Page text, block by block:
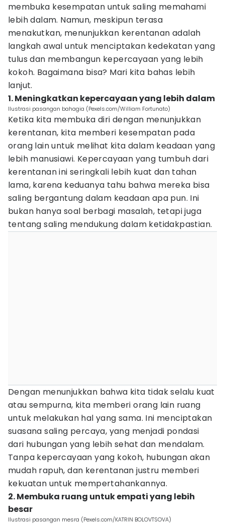
membuka kesempatan untuk saling memahami
lebih dalam. Namun, meskipun terasa
menakutkan, menunjukkan kerentanan adalah
langkah awal untuk menciptakan kedekatan yang
tulus dan membangun kepercayaan yang lebih
kokoh. Bagaimana bisa? Mari kita bahas lebih
lanjut.
1. Meningkatkan kepercayaan yang lebih dalam
Ilustrasi pasangan bahagia (Pexels.com/William Fortunato)
Ketika kita membuka diri dengan menunjukkan
kerentanan, kita memberi kesempatan pada
orang lain untuk melihat kita dalam keadaan yang
lebih manusiawi. Kepercayaan yang tumbuh dari
kerentanan ini seringkali lebih kuat dan tahan
lama, karena keduanya tahu bahwa mereka bisa
saling bergantung dalam keadaan apa pun. Ini
bukan hanya soal berbagi masalah, tetapi juga
tentang saling mendukung dalam ketidakpastian.
Dengan menunjukkan bahwa kita tidak selalu kuat
atau sempurna, kita memberi orang lain ruang
untuk melakukan hal yang sama. Ini menciptakan
suasana saling percaya, yang menjadi pondasi
dari hubungan yang lebih sehat dan mendalam.
Tanpa kepercayaan yang kokoh, hubungan akan
mudah rapuh, dan kerentanan justru memberi
kekuatan untuk mempertahankannya.
2. Membuka ruang untuk empati yang lebih
besar
Ilustrasi pasangan mesra (Pexels.com/KATRIN BOLOVTSOVA)